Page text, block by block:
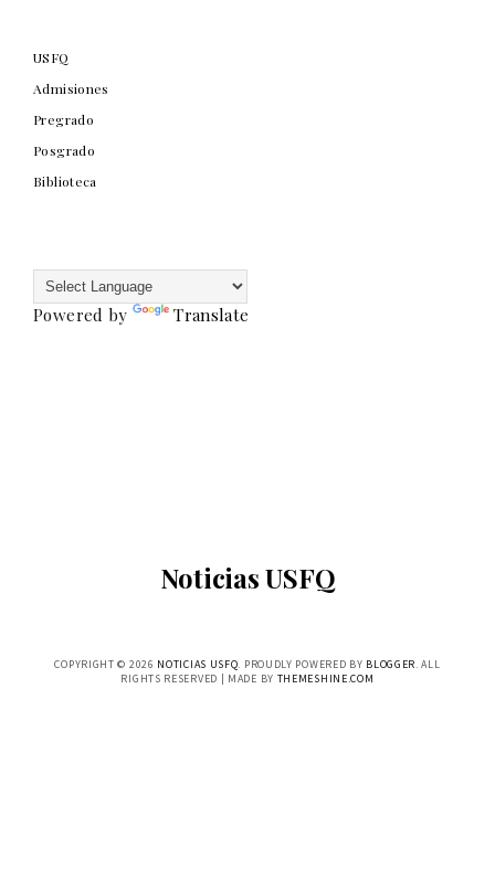
USFQ
Admisiones
Pregrado
Posgrado
Biblioteca
Powered by Translate
Noticias USFQ
COPYRIGHT © 2026 NOTICIAS USFQ. PROUDLY POWERED BY BLOGGER. ALL
RIGHTS RESERVED | MADE BY THEMESHINE.COM